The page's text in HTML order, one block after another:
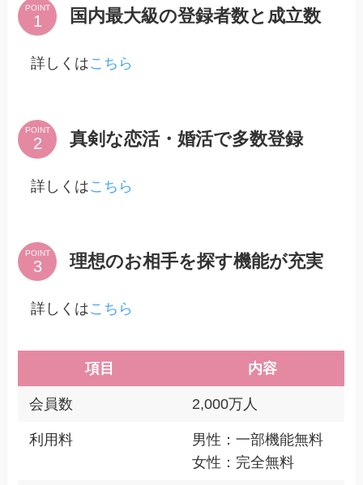
POINT 国内最大級の登録者数と成立数
詳しくはこちら
POINT 真剣な恋活・婚活で多数登録
詳しくはこちら
POINT 理想のお相手を探す機能が充実
詳しくはこちら
項目 内容
会員数 2,000万人
利用料
男性：一部機能無料
女性：完全無料